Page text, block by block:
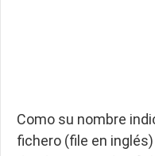
Como su nombre
fichero (file en